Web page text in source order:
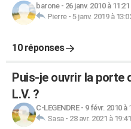
barone- 26 janv. 2010 à 11:21
Pierre- 5 janv. 2019 à
10 réponses
Puis-je ouvrir la porte
L.V. ?
C-LEGENDRE- 9 févr. 2010 à
Sasa- 28 avr. 2021 à 19:41